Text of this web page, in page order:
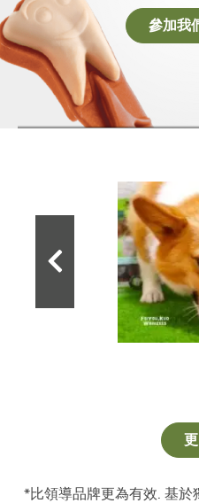
參加我
*比領導品牌更為有效. 基